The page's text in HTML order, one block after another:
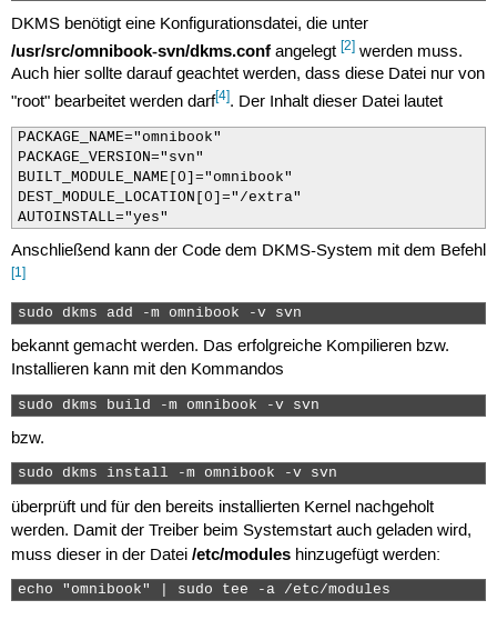
DKMS benötigt eine Konfigurationsdatei, die unter
/usr/src/omnibook-svn/dkms.confangelegt [2]werden muss.
Auch hier sollte darauf geachtet werden, dass diese Datei nur von
"root" bearbeitet werden darf[4]. Der Inhalt dieser Datei lautet
PACKAGE_NAME="omnibook"
PACKAGE_VERSION="svn"
BUILT_MODULE_NAME[0]="omnibook"
DEST_MODULE_LOCATION[0]="/extra"
AUTOINSTALL="yes"
Anschließend kann der Code dem DKMS-System mit dem Befehl
[1]
sudo dkms add -m omnibook -v svn
bekannt gemacht werden. Das erfolgreiche Kompilieren bzw.
Installieren kann mit den Kommandos
sudo dkms build -m omnibook -v svn
bzw.
sudo dkms install -m omnibook -v svn
überprüft und für den bereits installierten Kernel nachgeholt
werden. Damit der Treiber beim Systemstart auch geladen wird,
muss dieser in der Datei /etc/moduleshinzugefügt werden:
echo "omnibook" | sudo tee -a /etc/modules